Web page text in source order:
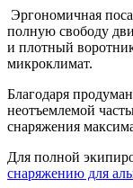
Эргономичная
полную свободу
и плотный
микроклимат.
Благодаря
неотъемлемой
снаряжения
Для полной
снаряжению для